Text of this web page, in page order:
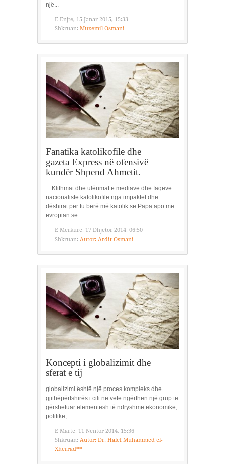
një...
E Enjte, 15 Janar 2015, 15:33
Shkruan: Muzemil Osmani
Fanatika katolikofile dhe
gazeta Express në ofensivë
kundër Shpend Ahmetit.
... Klithmat dhe ulërimat e mediave dhe faqeve
nacionaliste katolikofile nga impaktet dhe
dëshirat për tu bërë më katolik se Papa apo më
evropian se...
E Mërkurë, 17 Dhjetor 2014, 06:50
Shkruan: Autor: Ardit Osmani
Koncepti i globalizimit dhe
sferat e tij
globalizimi është një proces kompleks dhe
gjithëpërfshirës i cili në vete ngërthen një grup të
gërshetuar elementesh të ndryshme ekonomike,
politike,...
E Martë, 11 Nëntor 2014, 15:36
Shkruan: Autor: Dr. Halef Muhammed el-
Xherrad**